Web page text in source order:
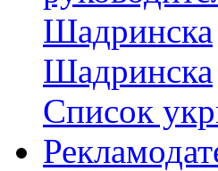
Шадринска
Шадринска
Список